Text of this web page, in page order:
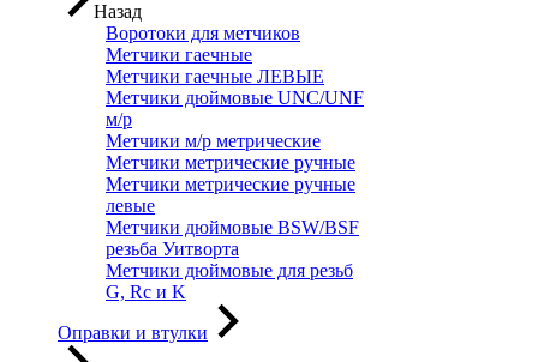
Назад
Воротоки для метчиков
Метчики гаечные
Метчики гаечные ЛЕВЫЕ
Метчики дюймовые UNC/UNF
м/р
Метчики м/р метрические
Метчики метрические ручные
Метчики метрические ручные
левые
Метчики дюймовые BSW/BSF
резьба Уитворта
Метчики дюймовые для резьб
G, Rc и K
Оправки и втулки